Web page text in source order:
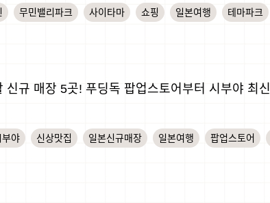
무민밸리파크 사이타마 쇼핑 일본여행 테마파크
규 매장 5곳! 푸딩독 팝업스토어부터 시부야 최
부야 신상맛집 일본신규매장 일본여행 팝업스토어